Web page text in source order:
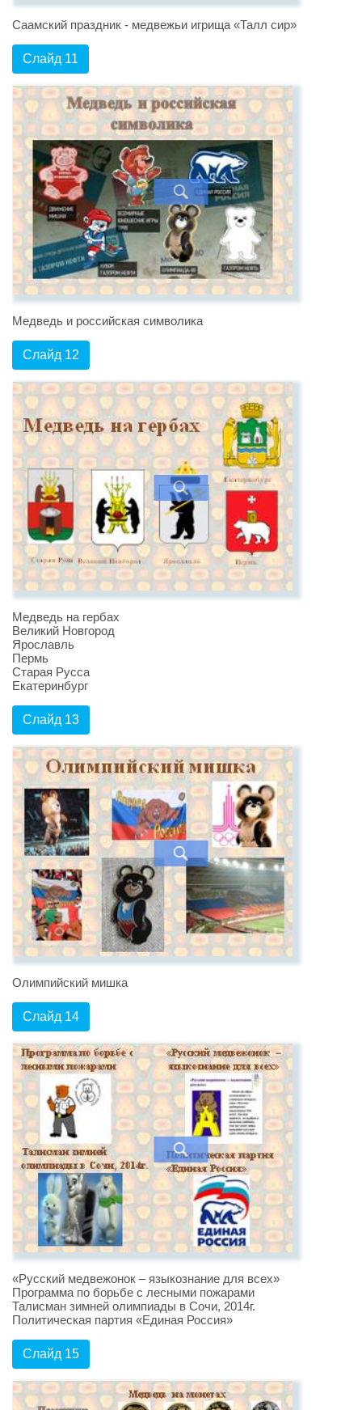
Саамский праздник - медвежьи игрища «Талл сир»
Слайд 11
Медведь и российская символика
Слайд 12
Медведь на гербах
Великий Новгород
Ярославль
Пермь
Старая Русса
Екатеринбург
Слайд 13
Олимпийский мишка
Слайд 14
«Русский медвежонок – языкознание для всех»
Программа по борьбе с лесными пожарами
Талисман зимней олимпиады в Сочи, 2014г.
Политическая партия «Единая Россия»
Слайд 15